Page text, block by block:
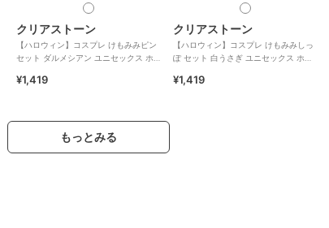
クリアストーン
【ハロウィン】コスプレ けもみみピン
セット ダルメシアン ユニセックス ホ
¥1,419
クリアストーン
【ハロウィン】コスプレ けもみみしっ
ぽ セット 白うさぎ ユニセックス ホワ
¥1,419
もっとみる